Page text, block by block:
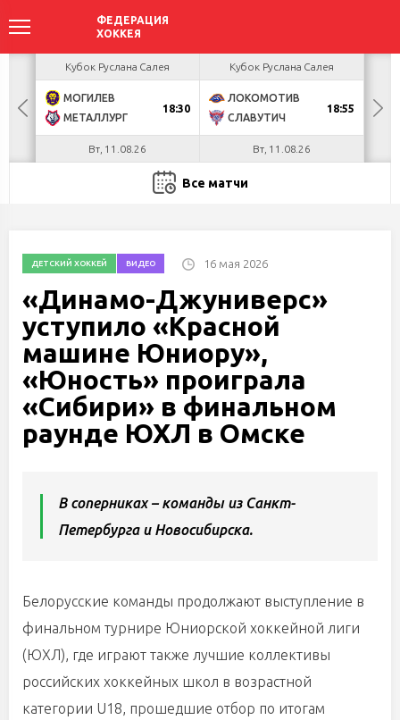
ОТ
Кубок Руслана Салея
МОГИЛЕВ
МЕТАЛЛУРГ
18:30
Вт, 11.08.26
Кубок Руслана Салея
ЛОКОМОТИВ
СЛАВУТИЧ
18:55
Вт, 11.08.26
Все матчи
ДЕТСКИЙ ХОККЕЙ ВИДЕО 16 мая 2026
«Динамо-Джуниверс»
уступило «Красной
машине Юниору»,
«Юность» проиграла
«Сибири» в финальном
раунде ЮХЛ в Омске
В соперниках – команды из Санкт-
Петербурга и Новосибирска.
Белорусские команды продолжают выступление в
финальном турнире Юниорской хоккейной лиги
(ЮХЛ), где играют также лучшие коллективы
российских хоккейных школ в возрастной
категории U18, прошедшие отбор по итогам